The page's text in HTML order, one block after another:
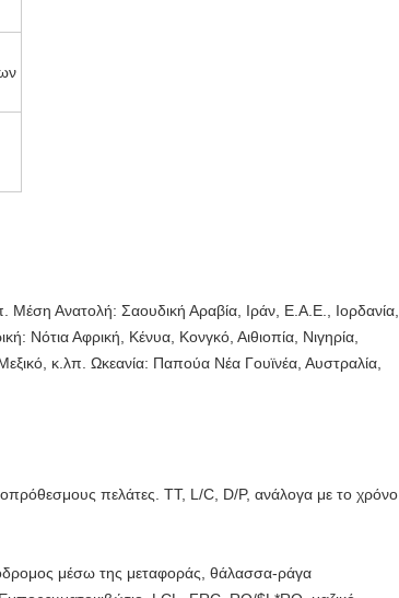
Μέση Ανατολή: Σαουδική Αραβία, Ιράν, Ε.Α.Ε., Ιορδανία,
Αφρική, Κένυα, Κονγκό, Αιθιοπία, Νιγηρία,
κ.λπ. Ωκεανία: Παπούα Νέα Γουϊνέα, Αυστραλία,
πελάτες. TT, L/C, D/P, ανάλογα με το χρόνο
μέσω της μεταφοράς, θάλασσα-ράγα